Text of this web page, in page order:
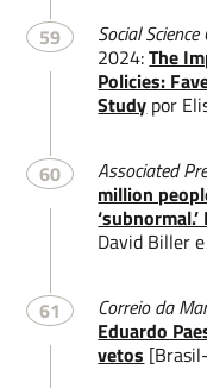
59 Social
2024:The
Policies:
Study por
60 Associated
million
David Biller
61 Correio da
Eduardo
vetos